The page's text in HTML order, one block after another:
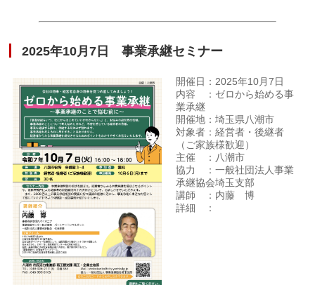
2025年10月7日 事業承継セミナー
開催日：2025年10月7日
内容 ：ゼロから始める事
業承継
開催地：埼玉県八潮市
対象者：経営者・後継者
（ご家族様歓迎）
主催 ：八潮市
協力 ：一般社団法人事業
承継協会埼玉支部
講師 ：内藤 博
詳細 ：